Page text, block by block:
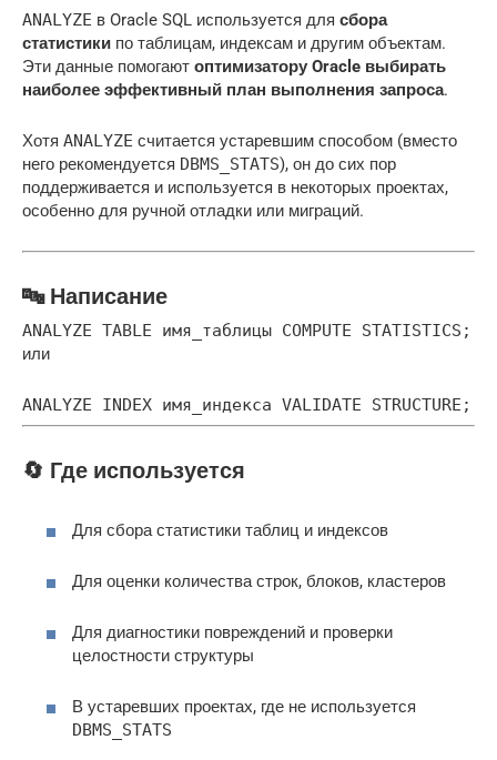
ANALYZE в Oracle SQL используется для сбора
статистики по таблицам, индексам и другим объектам.
Эти данные помогают оптимизатору Oracle выбирать
наиболее эффективный план выполнения запроса.
Хотя ANALYZE считается устаревшим способом (вместо
него рекомендуется DBMS_STATS), он до сих пор
поддерживается и используется в некоторых проектах,
особенно для ручной отладки или миграций.
🔤 Написание
ANALYZE TABLE имя_таблицы COMPUTE STATISTICS;
или
ANALYZE INDEX имя_индекса VALIDATE STRUCTURE;
🔄 Где используется
Для сбора статистики таблиц и индексов
Для оценки количества строк, блоков, кластеров
Для диагностики повреждений и проверки
целостности структуры
В устаревших проектах, где не используется
DBMS_STATS